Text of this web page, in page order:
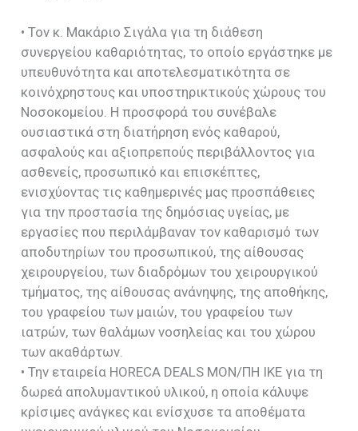
• Τον κ. Μακάριο Σιγάλα για τη διάθεση
συνεργείου καθαριότητας, το οποίο εργάστηκε με
υπευθυνότητα και αποτελεσματικότητα σε
κοινόχρηστους και υποστηρικτικούς χώρους του
Νοσοκομείου. Η προσφορά του συνέβαλε
ουσιαστικά στη διατήρηση ενός καθαρού,
ασφαλούς και αξιοπρεπούς περιβάλλοντος για
ασθενείς, προσωπικό και επισκέπτες,
ενισχύοντας τις καθημερινές μας προσπάθειες
για την προστασία της δημόσιας υγείας, με
εργασίες που περιλάμβαναν τον καθαρισμό των
αποδυτηρίων του προσωπικού, της αίθουσας
χειρουργείου, των διαδρόμων του χειρουργικού
τμήματος, της αίθουσας ανάνηψης, της αποθήκης,
του γραφείου των μαιών, του γραφείου των
ιατρών, των θαλάμων νοσηλείας και του χώρου
των ακαθάρτων.
• Την εταιρεία HORECA DEALS MON/ΠΗ ΙΚΕ για τη
δωρεά απολυμαντικού υλικού, η οποία κάλυψε
κρίσιμες ανάγκες και ενίσχυσε τα αποθέματα